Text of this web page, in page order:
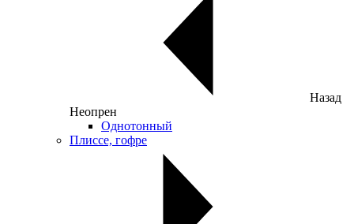
Назад
Неопрен
Однотонный
Плиссе, гофре